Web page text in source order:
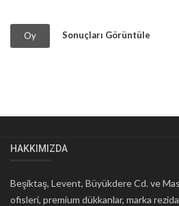
Oy Sonuçları Görüntüle
HAKKIMIZDA
Beşiktaş, Levent, Büyükdere Cd. ve
ofisleri, premium dükkanlar, marka